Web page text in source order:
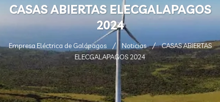
CASAS ABIERTAS ELECGALAPAGOS
2024
Empresa Eléctrica de Galápagos Noticias
CASAS ABIERTAS
ELECGALAPAGOS 2024